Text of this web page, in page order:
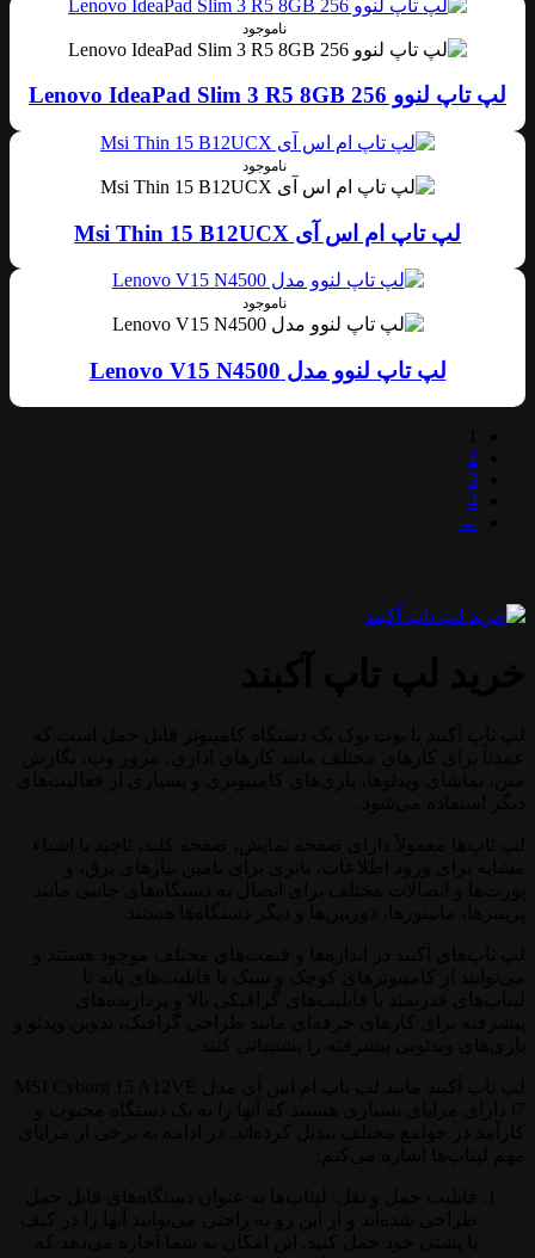
ناموجود
لپ تاپ لنوو Lenovo IdeaPad Slim 3 R5 8GB 256
ناموجود
لپ تاپ ام اس آی Msi Thin 15 B12UCX
ناموجود
لپ تاپ لنوو مدل Lenovo V15 N4500
2
3
4
→